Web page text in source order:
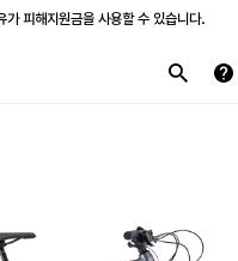
가 피해지원금을 사용할 수 있습니다.
카드 12개월 무이자 할부 행사를 진행하고